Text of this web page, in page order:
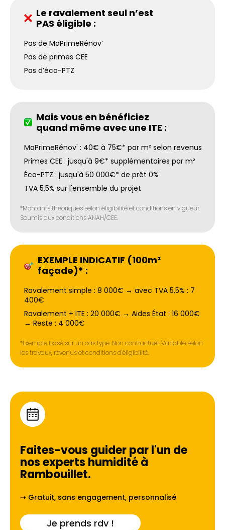
Le ravalement seul n’est
PAS éligible :
Pas de MaPrimeRénov’
Pas de primes CEE
Pas d’éco-PTZ
Mais vous en bénéficiez
quand même avec une ITE :
MaPrimeRénov' : 40€ à 75€* par m² selon revenus
Primes CEE : jusqu'à 9€* supplémentaires par m²
Éco-PTZ : jusqu'à 50 000€* de prêt 0%
TVA 5,5% sur l'ensemble du projet
*Montants théoriques selon éligibilité et conditions en vigueur.
Soumis aux conditions ANAH/CEE.
EXEMPLE INDICATIF (100m²
façade)* :
Ravalement simple : 8 000€ → avec TVA 5,5% : 7
400€
Ravalement + ITE : 20 000€ → Aides État : 16 000€
→ Reste : 4 000€
*Exemple basé sur un cas type. Non contractuel. Variable selon
les travaux, revenus et conditions d'éligibilité.
Faites-vous guider par l'un de
nos experts humidité à
Rambouillet.
➝ Gratuit, sans engagement, personnalisé
Je prends rdv !